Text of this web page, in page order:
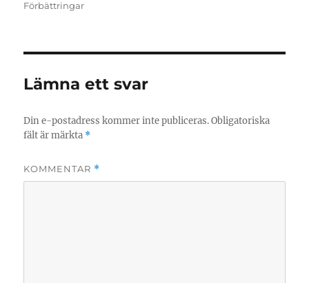
Förbättringar
Lämna ett svar
Din e-postadress kommer inte publiceras. Obligatoriska
fält är märkta *
KOMMENTAR *